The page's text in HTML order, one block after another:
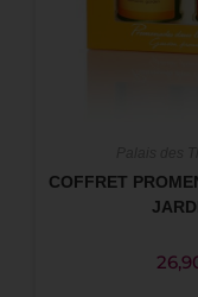
COFFRET